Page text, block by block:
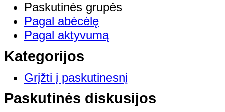
Paskutinės grupės
Pagal abėcėlę
Pagal aktyvumą
Kategorijos
Grįžti į paskutinesnį
Paskutinės diskusijos